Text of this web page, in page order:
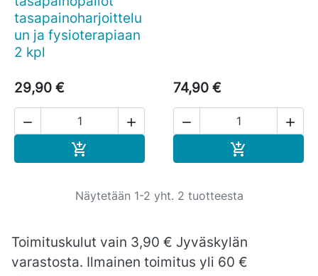
tasapainoharjoittelu
un ja fysioterapiaan
2 kpl
29,90 €
 

74,90 €
 

Näytetään 1-2 yht. 2 tuotteesta
Toimituskulut vain 3,90 € Jyväskylän
varastosta. Ilmainen toimitus yli 60 €